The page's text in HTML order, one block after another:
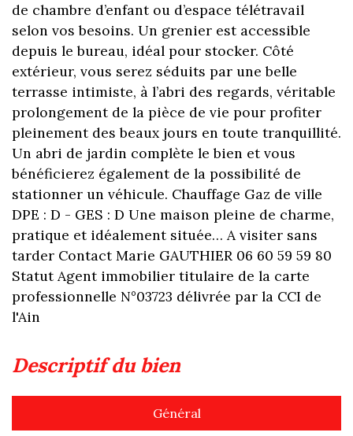
de chambre d’enfant ou d’espace télétravail
selon vos besoins. Un grenier est accessible
depuis le bureau, idéal pour stocker. Côté
extérieur, vous serez séduits par une belle
terrasse intimiste, à l’abri des regards, véritable
prolongement de la pièce de vie pour profiter
pleinement des beaux jours en toute tranquillité.
Un abri de jardin complète le bien et vous
bénéficierez également de la possibilité de
stationner un véhicule. Chauffage Gaz de ville
DPE : D - GES : D Une maison pleine de charme,
pratique et idéalement située… A visiter sans
tarder Contact Marie GAUTHIER 06 60 59 59 80
Statut Agent immobilier titulaire de la carte
professionnelle N°03723 délivrée par la CCI de
l'Ain
descriptif du bien
Général